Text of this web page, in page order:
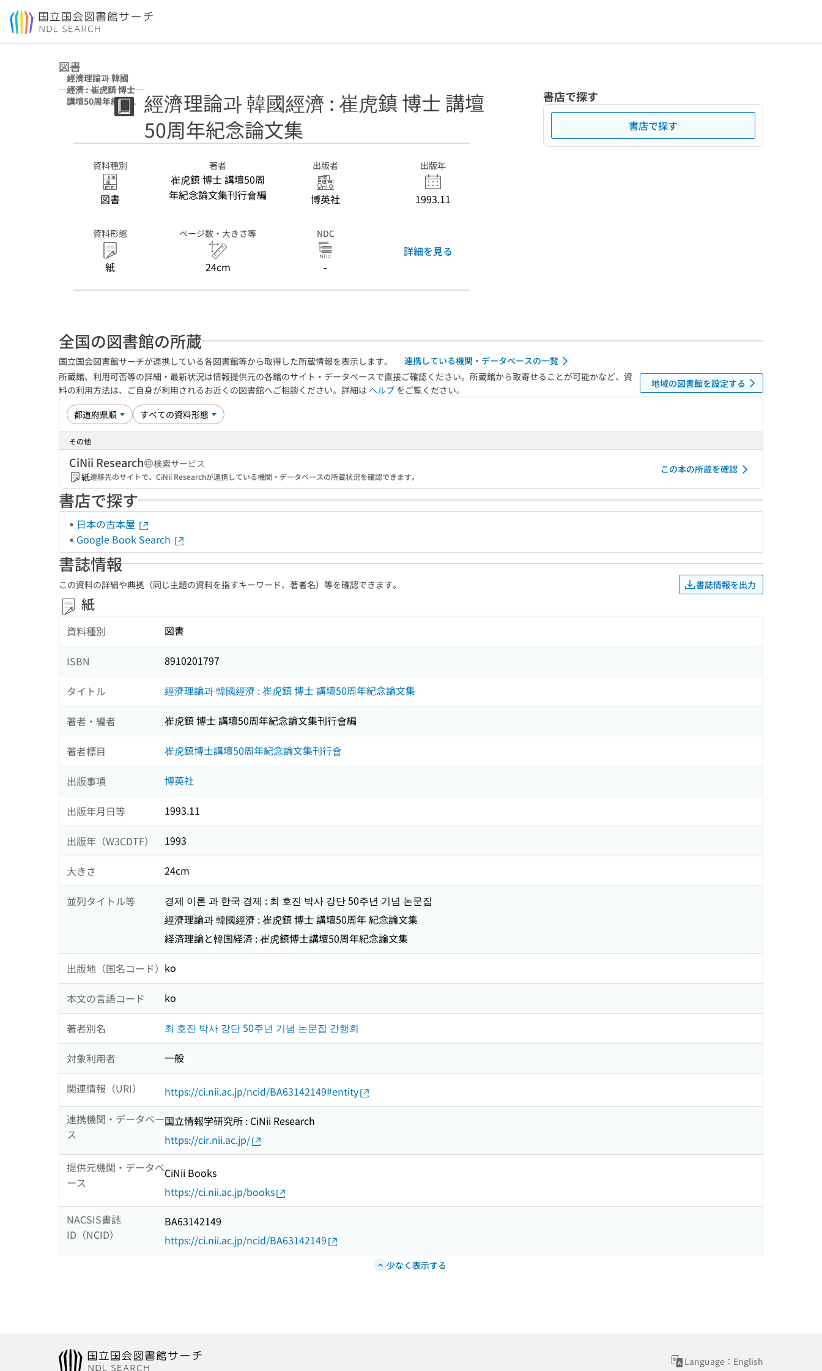
本文へ移動
図書
經濟理論과 韓國
經濟 : 崔虎鎮 博士
講壇50周年紀念論
經濟理論과 韓國經濟 : 崔虎鎮 博士 講壇
50周年紀念論文集
資料種別
図書
著者
崔虎鎮 博士 講壇50周
年紀念論文集刊行會編
出版者
博英社
出版年
1993.11
資料形態
紙
ページ数・大きさ等
24cm
NDC
-
詳細を見る
書店で探す
書店で探す
全国の図書館の所蔵
国立国会図書館サーチが連携している各図書館等から取得した所蔵情報を表示します。
連携している機関・データベースの一覧
所蔵館、利用可否等の詳細・最新状況は情報提供元の各館のサイト・データベースで直接ご確認ください。所蔵館から取寄せることが可能かなど、資
料の利用方法は、ご自身が利用されるお近くの図書館へご相談ください。詳細は ヘルプ をご覧ください。
地域の図書館を設定する
その他
CiNii Research
検索サービス
紙遷移先のサイトで、CiNii Researchが連携している機関・データベースの所蔵状況を確認できます。
この本の所蔵を確認
書店で探す
日本の古本屋
Google Book Search
書誌情報
この資料の詳細や典拠（同じ主題の資料を指すキーワード、著者名）等を確認できます。 書誌情報を出力
紙
資料種別 図書
ISBN 8910201797
タイトル 經濟理論과 韓國經濟 : 崔虎鎮 博士 講壇50周年紀念論文集
著者・編者 崔虎鎮 博士 講壇50周年紀念論文集刊行會編
著者標目 崔虎鎮博士講壇50周年紀念論文集刊行會
出版事項 博英社
出版年月日等 1993.11
出版年（W3CDTF） 1993
大きさ 24cm
並列タイトル等
경제 이론 과 한국 경제 : 최 호진 박사 강단 50주년 기념 논문집
經濟理論과 韓國經濟 : 崔虎鎮 博士 講壇50周年 紀念論文集
経済理論と韓国経済 : 崔虎鎮博士講壇50周年紀念論文集
出版地（国名コード） ko
本文の言語コード ko
著者別名 최 호진 박사 강단 50주년 기념 논문집 간행회
対象利用者 一般
関連情報（URI）
https://ci.nii.ac.jp/ncid/BA63142149#entity
連携機関・データベー
ス
国立情報学研究所 : CiNii Research
https://cir.nii.ac.jp/
提供元機関・データベ
ース
CiNii Books
https://ci.nii.ac.jp/books
NACSIS書誌
ID（NCID）
BA63142149
https://ci.nii.ac.jp/ncid/BA63142149
少なく表示する
Language：English